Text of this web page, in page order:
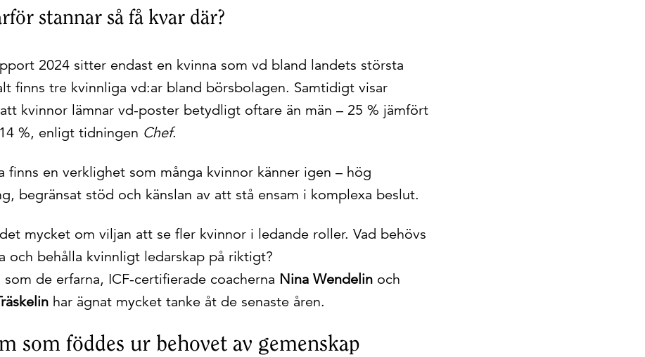
stannar så få kvar där?
2024 sitter endast en kvinna som vd bland landets största
finns tre kvinnliga vd:ar bland börsbolagen. Samtidigt visar
kvinnor lämnar vd-poster betydligt oftare än män – 25 % jämfört
%, enligt tidningen Chef.
finns en verklighet som många kvinnor känner igen – hög
begränsat stöd och känslan av att stå ensam i komplexa beslut.
mycket om viljan att se fler kvinnor i ledande roller. Vad behövs
och behålla kvinnligt ledarskap på riktigt?
de erfarna, ICF-certifierade coacherna Nina Wendelin och
har ägnat mycket tanke åt de senaste åren.
som föddes ur behovet av gemenskap